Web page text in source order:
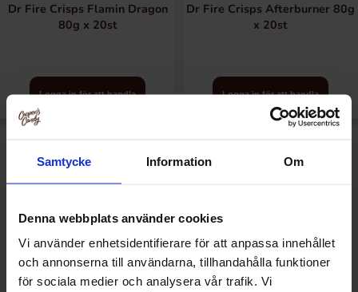
Samtycke Information Om
Denna webbplats använder cookies
Vi använder enhetsidentifierare för att anpassa innehållet
och annonserna till användarna, tillhandahålla funktioner
för sociala medier och analysera vår trafik. Vi
Dr Fire Crisps Flamin Dragon
80g x 20st
Logga in för att handla
Dr Fire Crisps Afterburner 80g
x 20st
Logga in för att handla